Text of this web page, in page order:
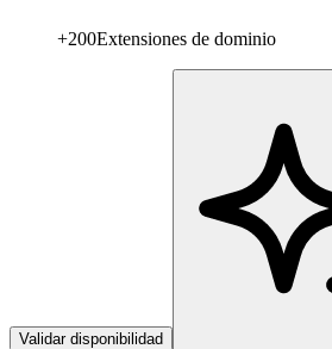
+200Extensiones de dominio
Validar disponibilidad